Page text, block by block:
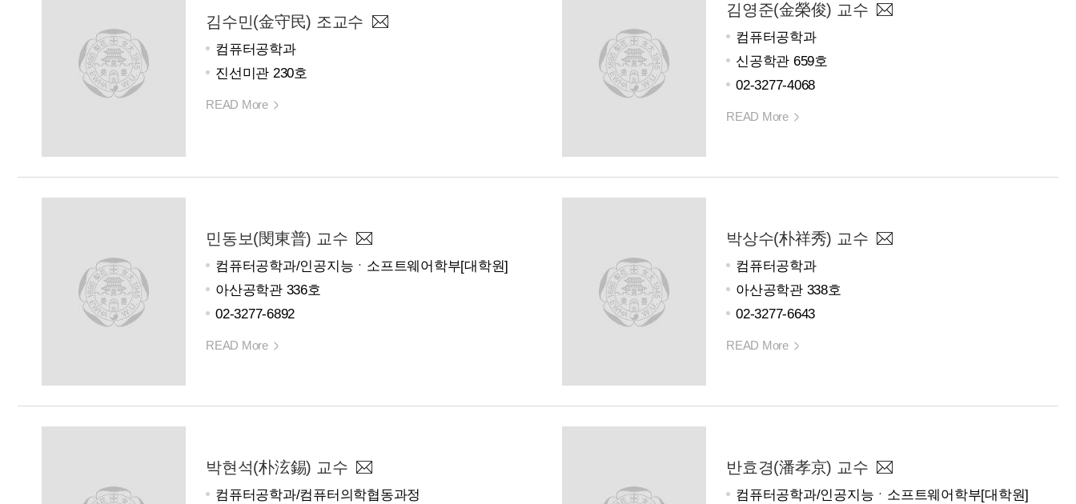
김수민(金守民) 조교수
컴퓨터공학과
진선미관 230호
READ More
김영준(金榮俊) 교수
컴퓨터공학과
신공학관 659호
02-3277-4068
READ More
민동보(閔東普) 교수
컴퓨터공학과/인공지능ㆍ소프트웨어학부[대학원]
아산공학관 336호
02-3277-6892
READ More
박상수(朴祥秀) 교수
컴퓨터공학과
아산공학관 338호
02-3277-6643
READ More
박현석(朴泫錫) 교수
컴퓨터공학과/컴퓨터의학협동과정
반효경(潘孝京) 교수
컴퓨터공학과/인공지능ㆍ소프트웨어학부[대학원]